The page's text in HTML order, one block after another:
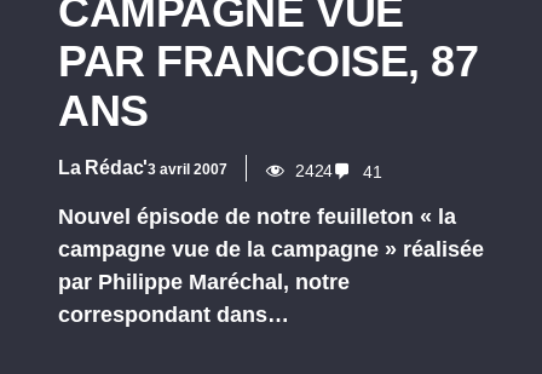
CAMPAGNE VUE
PAR FRANCOISE, 87
ANS
La Rédac'3 avril 2007 2424 41
Nouvel épisode de notre feuilleton « la
campagne vue de la campagne » réalisée
par Philippe Maréchal, notre
correspondant dans…